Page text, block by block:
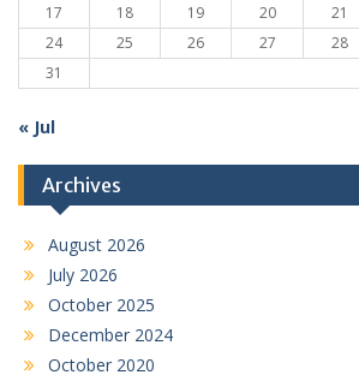
17
18 19 20 21
24
25 26 27 28
31
« Jul
Archives
August 2026
July 2026
October 2025
December 2024
October 2020